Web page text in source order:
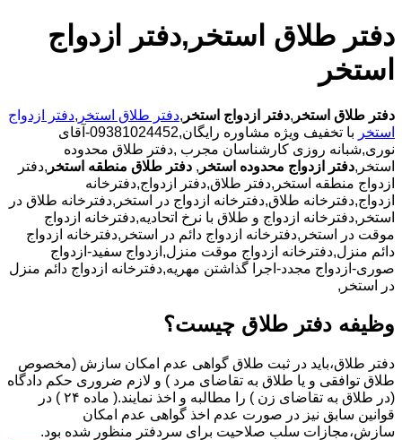
دفتر طلاق استخر,دفتر ازدواج
استخر
دفتر طلاق استخر ,دفتر ازدواج استخر ,دفتر طلاق استخر ,دفتر ازدواج
استخر با
تخفیف ویژه مشاوره رایگان,09381024452-آقای
نوری,شبانه روزی کارشناسان مجرب ,دفتر طلاق محدوده
استخر,دفتر ازدواج محدوده استخر , دفتر طلاق منطقه استخر ,دفتر
ازدواج منطقه استخر,دفتر طلاق,دفتر ازدواج,دفترخانه
ازدواج,دفترخانه طلاق,دفترخانه ازدواج در استخر,دفترخانه طلاق در
استخر,دفترخانه ازدواج و طلاق با نرخ اتحادیه,دفترخانه ازدواج
موقت در استخر,دفترخانه ازدواج دائم در استخر,دفترخانه ازدواج
دائم منزل,دفترخانه ازدواج موقت منزل,ازدواج سفید-ازدواج
صوری-ازدواج مجدد-اجرا گذاشتن مهریه,دفترخانه ازدواج دائم منزل
در استخر,
وظیفه دفتر طلاق چیست؟
دفتر طلاق،باید در ثبت طلاق گواهی عدم امکان سازش (مخصوص
طلاق توافقی و یا طلاق به تقاضای مرد ) و لازم ضروری حکم دادگاه
(در طلاق به تقاضای زن ) را مطالبه و اخذ نمایند.( ماده ۲۴ ) در
قوانین سابق نیز در صورت عدم اخذ گواهی عدم امکان
سازش،مجازات سلب صلاحیت برای سردفتر منظور شده بود.